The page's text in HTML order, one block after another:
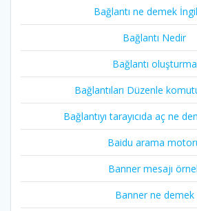
Bağlantı ne demek
Bağlantı Nedir
Bağlantı oluşturma
Bağlantıları Düzenle
Bağlantıyı tarayıcıda aç ne
Baidu arama
Banner mesajı
Banner ne demek